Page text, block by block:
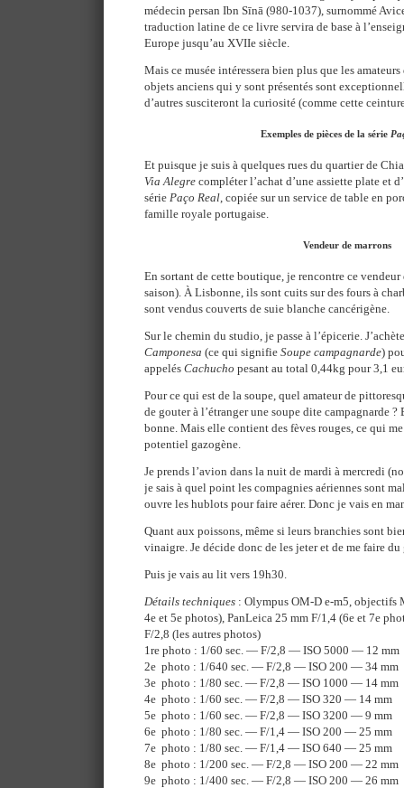
médecin persan Ibn Sīnā (980-1037), surnommé
traduction latine de ce livre servira de base à
Europe jusqu’au XVIIe siècle.
Mais ce musée intéressera bien plus que les
objets anciens qui y sont présentés sont
d’autres susciteront la curiosité (comme cette
Exemples de pièces de la série
Et puisque je suis à quelques rues du quartier de
Via Alegre compléter l’achat d’une assiette plate et
série Paço Real , copiée sur un service de table en
famille royale portugaise.
Vendeur de marrons
En sortant de cette boutique, je rencontre ce vendeur
saison). À Lisbonne, ils sont cuits sur des fours à
sont vendus couverts de suie blanche cancérigène.
Sur le chemin du studio, je passe à l’épicerie.
Camponesa (ce qui signifie Soupe campagnarde)
appelés Cachucho pesant au total 0,44kg pour 3,1
Pour ce qui est de la soupe, quel amateur de
de gouter à l’étranger une soupe dite campagnarde
bonne. Mais elle contient des fèves rouges, ce qui
potentiel gazogène.
Je prends l’avion dans la nuit de mardi à mercredi
je sais à quel point les compagnies aériennes sont
ouvre les hublots pour faire aérer. Donc je vais en
Quant aux poissons, même si leurs branchies sont
vinaigre. Je décide donc de les jeter et de me faire du
Puis je vais au lit vers 19h30.
Détails techniques : Olympus OM-D e-m5, objectifs
4e et 5e photos), PanLeica 25 mm F/1,4 (6e et 7e
F/2,8 (les autres photos)
1re photo : 1/60 sec. — F/2,8 — ISO 5000 — 12 mm
2e photo : 1/640 sec. — F/2,8 — ISO 200 — 34 mm
3e photo : 1/80 sec. — F/2,8 — ISO 1000 — 14 mm
4e photo : 1/60 sec. — F/2,8 — ISO 320 — 14 mm
5e photo : 1/60 sec. — F/2,8 — ISO 3200 — 9 mm
6e photo : 1/80 sec. — F/1,4 — ISO 200 — 25 mm
7e photo : 1/80 sec. — F/1,4 — ISO 640 — 25 mm
8e photo : 1/200 sec. — F/2,8 — ISO 200 — 22 mm
9e photo : 1/400 sec. — F/2,8 — ISO 200 — 26 mm